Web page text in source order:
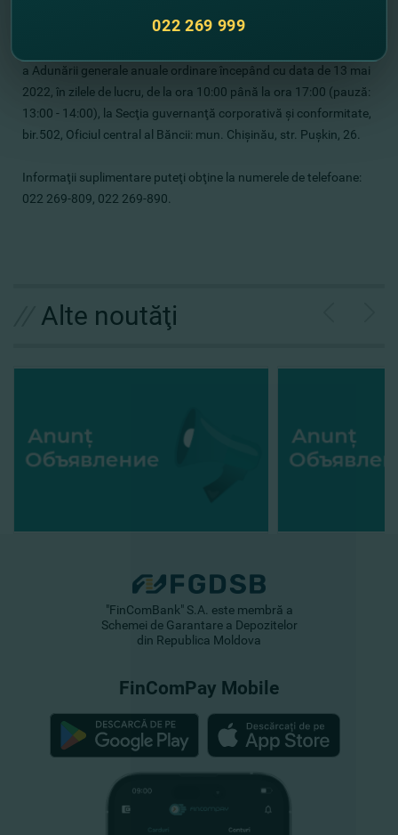
a Adunării generale anuale ordinare începând cu data de 13 mai
2022, în zilele de lucru, de la ora 10:00 până la ora 17:00 (pauză:
13:00 - 14:00), la Secţia guvernanţă corporativă şi conformitate,
bir.502, Oficiul central al Băncii: mun. Chişinău, str. Puşkin, 26.
Informaţii suplimentare puteţi obţine la numerele de telefoane:
022 269-809, 022 269-890.
Alte noutăţi
"FinComBank" S.A. este membră a
Schemei de Garantare a Depozitelor
din Republica Moldova
FinComPay Mobile
022 269 999